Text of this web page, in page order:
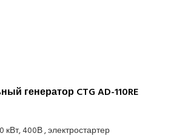
генератор CTG AD-110RE
кВт, 400В , электростартер